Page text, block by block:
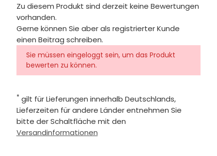
Zu diesem Produkt sind derzeit keine Bewertungen
vorhanden.
Gerne können Sie aber als registrierter Kunde
einen Beitrag schreiben.
Sie müssen eingeloggt sein, um das Produkt
bewerten zu können.
* gilt für Lieferungen innerhalb Deutschlands,
Lieferzeiten für andere Länder entnehmen Sie
bitte der Schaltfläche mit den
Versandinformationen